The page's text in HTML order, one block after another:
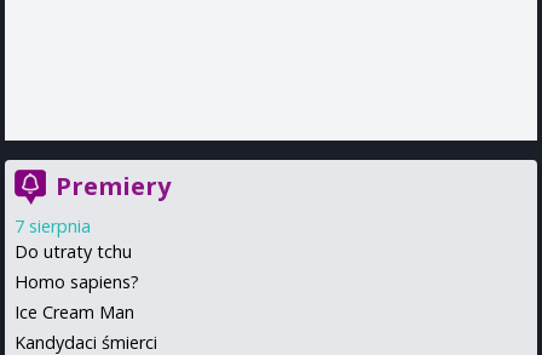
Premiery
7 sierpnia
Do utraty tchu
Homo sapiens?
Ice Cream Man
Kandydaci śmierci